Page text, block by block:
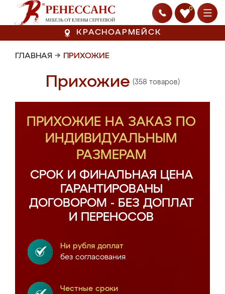
0
КРАСНОАРМЕЙСК
ГЛАВНАЯ → ПРИХОЖИЕ
Прихожие (358 товаров)
ПРИХОЖИЕ НА ЗАКАЗ ПО
ИНДИВИДУАЛЬНЫМ
РАЗМЕРАМ
СРОК И ФИНАЛЬНАЯ ЦЕНА
ГАРАНТИРОВАНЫ
ДОГОВОРОМ - БЕЗ ДОПЛАТ
И ПЕРЕНОСОВ
Ни рубля доплат
без согласования
Честные сроки